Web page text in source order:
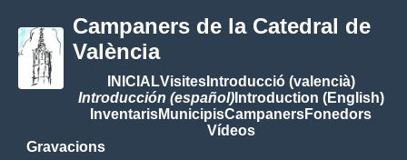
Campaners de la Catedral de
València
INICIALVisitesIntroducció (valencià)
Introducción (español)Introduction (English)
InventarisMunicipisCampanersFonedors
Vídeos
Gravacions